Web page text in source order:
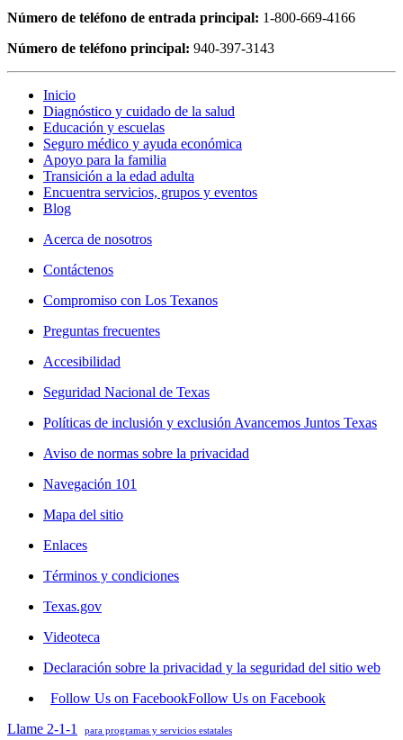
Número de teléfono de entrada principal: 1-800-669-4166
Número de teléfono principal: 940-397-3143
Inicio
Diagnóstico y cuidado de la salud
Educación y escuelas
Seguro médico y ayuda económica
Apoyo para la familia
Transición a la edad adulta
Encuentra servicios, grupos y eventos
Blog
Acerca de nosotros
Contáctenos
Compromiso con Los Texanos
Preguntas frecuentes
Accesibilidad
Seguridad Nacional de Texas
Políticas de inclusión y exclusión Avancemos Juntos Texas
Aviso de normas sobre la privacidad
Navegación 101
Mapa del sitio
Enlaces
Términos y condiciones
Texas.gov
Videoteca
Declaración sobre la privacidad y la seguridad del sitio web
Follow Us on FacebookFollow Us on Facebook
Llame 2-1-1
para programas y servicios estatales